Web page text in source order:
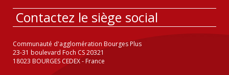
Contactez le siège social
Communauté d'agglomération Bourges Plus
23-31 boulevard Foch CS 20321
18023 BOURGES CEDEX - France